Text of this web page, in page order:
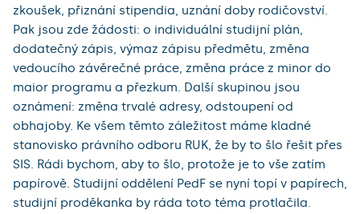
zkoušek, přiznání stipendia, uznání doby rodičovství.
Pak jsou zde žádosti: o individuální studijní plán,
dodatečný zápis, výmaz zápisu předmětu, změna
vedoucího závěrečné práce, změna práce z minor do
maior programu a přezkum. Další skupinou jsou
oznámení: změna trvalé adresy, odstoupení od
obhajoby. Ke všem těmto záležitost máme kladné
stanovisko právního odboru RUK, že by to šlo řešit přes
SIS. Rádi bychom, aby to šlo, protože je to vše zatím
papírově. Studijní oddělení PedF se nyní topí v papírech,
studijní proděkanka by ráda toto téma protlačila.